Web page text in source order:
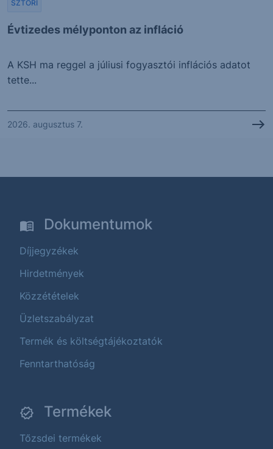
Évtizedes mélyponton az infláció
SZTORI
A KSH ma reggel a júliusi fogyasztói inflációs adatot
tette...
2026. augusztus 7.
Dokumentumok
Díjjegyzékek
Hirdetmények
Közzétételek
Üzletszabályzat
Termék és költségtájékoztatók
Fenntarthatóság
Termékek
Tőzsdei termékek